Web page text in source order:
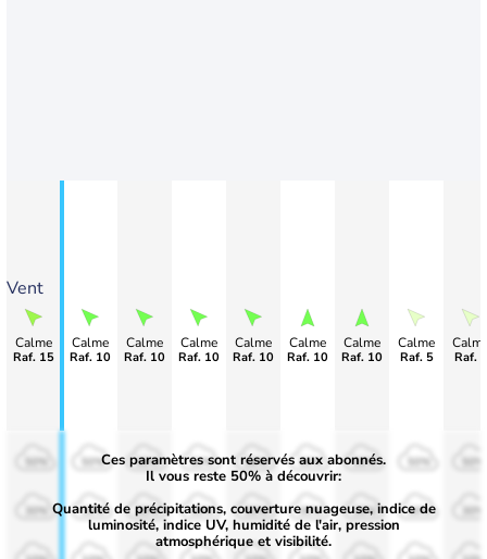
Vent
Calme
Raf. 15
Calme
Raf. 10
Calme
Raf. 10
Calme
Raf. 10
Calme
Raf. 10
Calme
Raf. 10
Calme
Raf. 10
Calme
Raf. 5 Raf. 5
50%
30%
50%
30%
50%
30%
50%
30%
50%
30%
50%
30%
50%
30%
Ces paramètres sont réservés aux abonnés.
Il vous reste 50% à découvrir:
Quantité de précipitations, couverture nuageuse, indice de
luminosité, indice UV, humidité de l'air, pression
atmosphérique et visibilité.